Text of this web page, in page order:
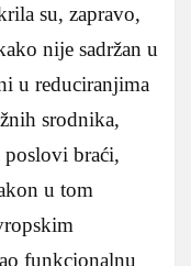
su, zapravo,
nije sadržan u
u reduciranjima
srodnika,
poslovi braći,
u tom
funkcionalnu